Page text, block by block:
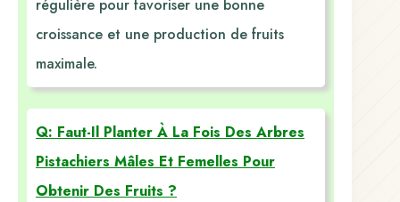
régulière pour favoriser une bonne
croissance et une production de fruits
maximale.
Q: Faut-Il Planter À La Fois Des Arbres
Pistachiers Mâles Et Femelles Pour
Obtenir Des Fruits ?